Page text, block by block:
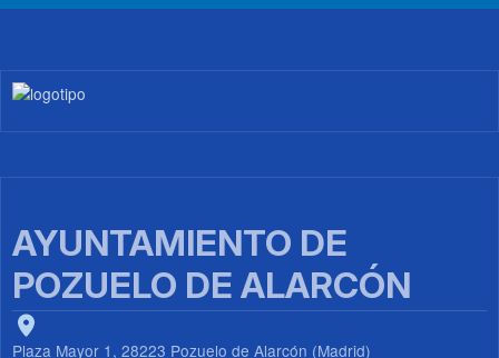
Imagen
AYUNTAMIENTO DE
POZUELO DE ALARCÓN
Plaza Mayor 1, 28223 Pozuelo de Alarcón (Madrid)